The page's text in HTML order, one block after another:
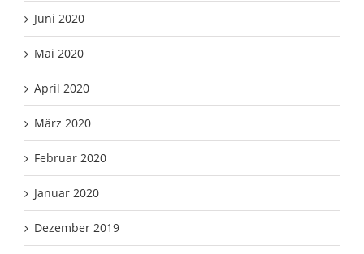
Juni 2020
Mai 2020
April 2020
März 2020
Februar 2020
Januar 2020
Dezember 2019